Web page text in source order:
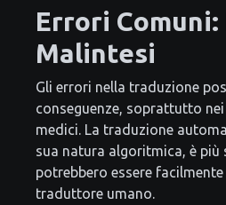
Errori
Malintesi
Gli errori nella traduzione
conseguenze, soprattutto
medici. La traduzione
sua natura algoritmica, è più
potrebbero essere
traduttore umano.